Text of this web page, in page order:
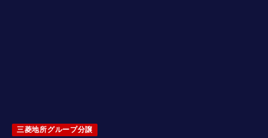
三菱地所グループ分譲